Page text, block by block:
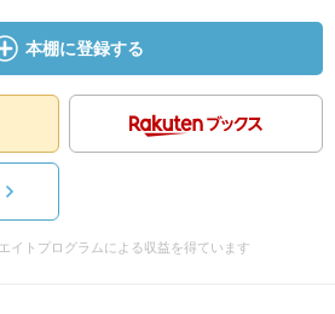
本棚に登録する
イトプログラムによる収益を得ています